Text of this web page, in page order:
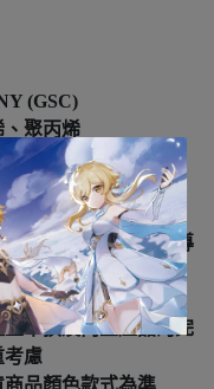
(GSC)
聚丙烯
恢復原狀，可能會導
否要辦理退貨以前，
不損及內盒產品的完
考慮
品顏色款式為準